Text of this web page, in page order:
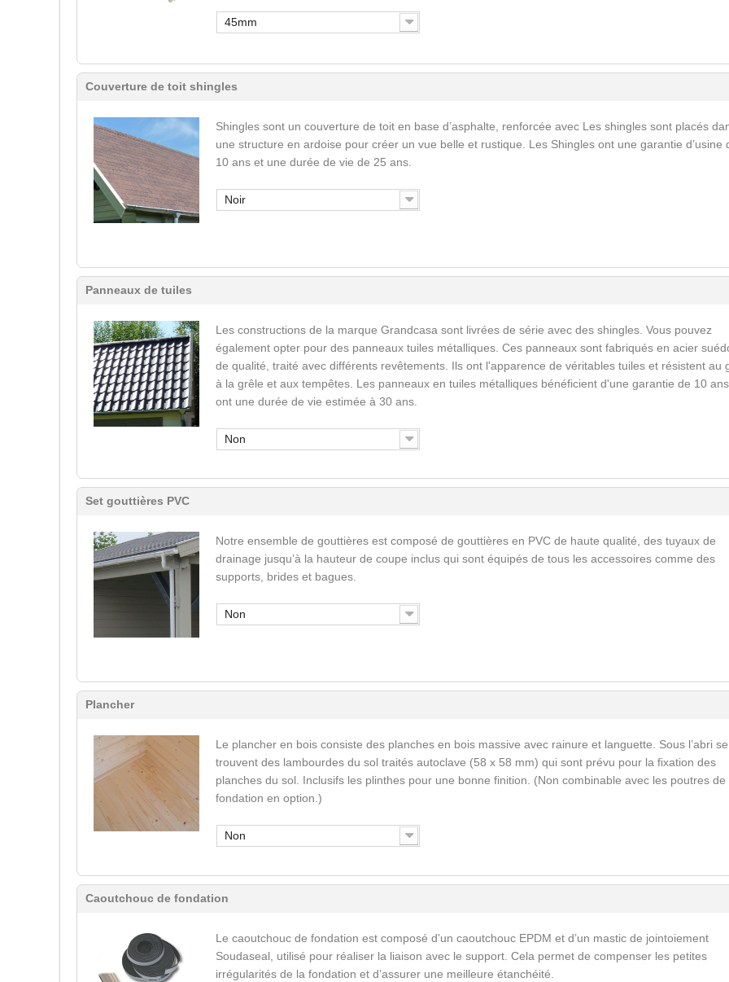
45mm
Couverture de toit shingles
Shingles sont un couverture de toit en base d’asphalte, renforcée avec Les shingles sont placés
une structure en ardoise pour créer un vue belle et rustique. Les Shingles ont une garantie d’usine
10 ans et une durée de vie de 25 ans.
Noir
Panneaux de tuiles
Les constructions de la marque Grandcasa sont livrées de série avec des shingles. Vous pouvez
également opter pour des panneaux tuiles métalliques. Ces panneaux sont fabriqués en acier
de qualité, traité avec différents revêtements. Ils ont l'apparence de véritables tuiles et résistent au
à la grêle et aux tempêtes. Les panneaux en tuiles métalliques bénéficient d'une garantie de 10
ont une durée de vie estimée à 30 ans.
Non
Set gouttières PVC
Notre ensemble de gouttières est composé de gouttières en PVC de haute qualité, des tuyaux de
drainage jusqu’à la hauteur de coupe inclus qui sont équipés de tous les accessoires comme des
supports, brides et bagues.
Non
Plancher
Le plancher en bois consiste des planches en bois massive avec rainure et languette. Sous l’abri se
trouvent des lambourdes du sol traités autoclave (58 x 58 mm) qui sont prévu pour la fixation des
planches du sol. Inclusifs les plinthes pour une bonne finition. (Non combinable avec les poutres de
fondation en option.)
Non
Caoutchouc de fondation
Le caoutchouc de fondation est composé d’un caoutchouc EPDM et d’un mastic de jointoiement
Soudaseal, utilisé pour réaliser la liaison avec le support. Cela permet de compenser les petites
irrégularités de la fondation et d’assurer une meilleure étanchéité.